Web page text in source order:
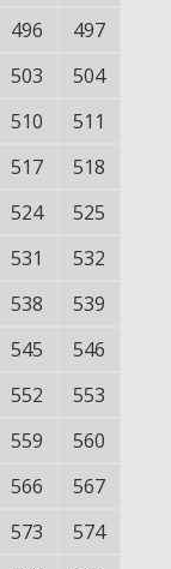
496
497
503
504
510
511
517
518
524
525
531
532
538
539
545
546
552
553
559
560
566
567
573
574